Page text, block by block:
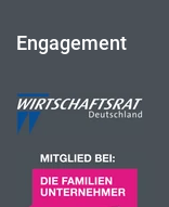
Engagement